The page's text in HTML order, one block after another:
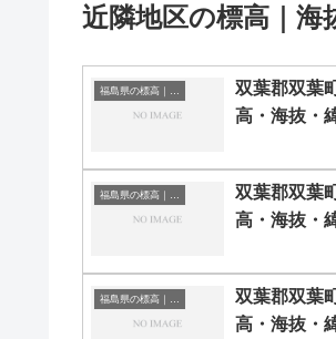
近隣地区の標高｜海
双葉郡双葉
高・海抜・
双葉郡双葉
高・海抜・
双葉郡双葉
高・海抜・